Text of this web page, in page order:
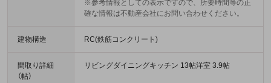
※参考情報としての表示ですので、所要時間等の正
確な情報は不動産会社にお問い合わせください。
建物構造 RC(鉄筋コンクリート)
間取り詳細
（帖）
リビングダイニングキッチン 13帖洋室 3.9帖